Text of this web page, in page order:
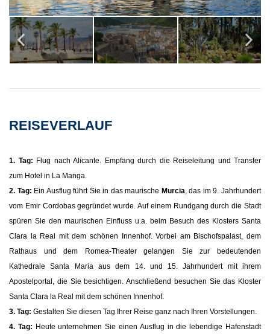
REISEVERLAUF
1. Tag: Flug nach Alicante. Empfang durch die Reiseleitung und Transfer
zum Hotel in La Manga.
2. Tag: Ein Ausflug führt Sie in das maurische Murcia , das im 9. Jahrhundert
vom Emir Cordobas gegründet wurde. Auf einem Rundgang durch die Stadt
spüren Sie den maurischen Einfluss u.a. beim Besuch des Klosters Santa
Clara la Real mit dem schönen Innenhof. Vorbei am Bischofspalast, dem
Rathaus und dem Romea-Theater gelangen Sie zur bedeutenden
Kathedrale Santa Maria aus dem 14. und 15. Jahrhundert mit ihrem
Apostelportal, die Sie besichtigen. Anschließend besuchen Sie das Kloster
Santa Clara la Real mit dem schönen Innenhof.
3. Tag: Gestalten Sie diesen Tag Ihrer Reise ganz nach Ihren Vorstellungen.
4. Tag: Heute unternehmen Sie einen Ausflug in die lebendige Hafenstadt